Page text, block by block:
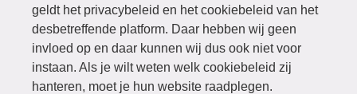
geldt het privacybeleid en het cookiebeleid van het
desbetreffende platform. Daar hebben wij geen
invloed op en daar kunnen wij dus ook niet voor
instaan. Als je wilt weten welk cookiebeleid zij
hanteren, moet je hun website raadplegen.